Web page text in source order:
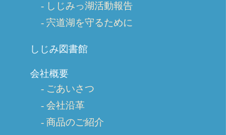
しじみっ湖活動報告
宍道湖を守るために
しじみ図書館
会社概要
ごあいさつ
会社沿革
商品のご紹介